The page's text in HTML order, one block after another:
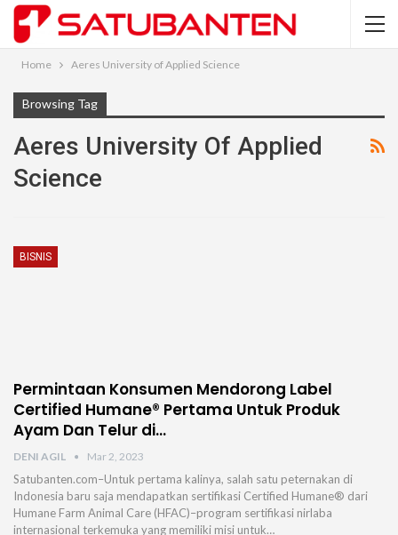
Home Aeres University of Applied Science
Browsing Tag
Aeres University Of Applied
Science
BISNIS
Permintaan Konsumen Mendorong Label
Certified Humane® Pertama Untuk Produk
Ayam Dan Telur di…
DENI AGIL Mar 2, 2023
Satubanten.com–Untuk pertama kalinya, salah satu peternakan di
Indonesia baru saja mendapatkan sertifikasi Certified Humane® dari
Humane Farm Animal Care (HFAC)–program sertifikasi nirlaba
internasional terkemuka yang memiliki misi untuk…